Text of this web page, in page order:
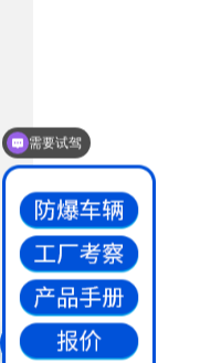
防爆叉车价格